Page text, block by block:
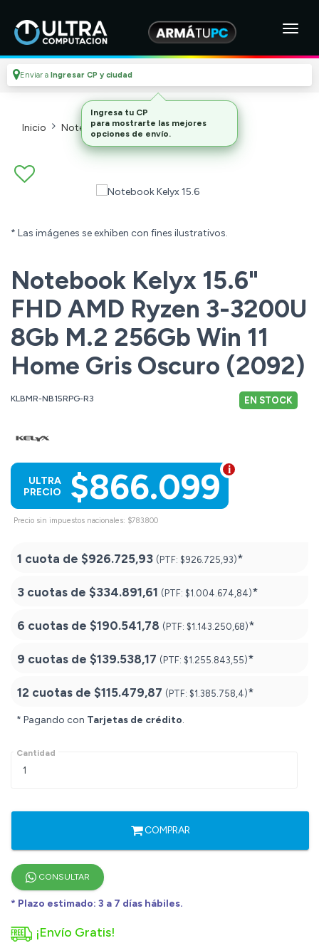
Enviar a Ingresar CP y ciudad
Inicio Notebooks Y Tablets Notebooks
* Las imágenes se exhiben con fines ilustrativos.
Notebook Kelyx 15.6"
FHD AMD Ryzen 3-3200U
8Gb M.2 256Gb Win 11
Home Gris Oscuro (2092)
KLBMR-NB15RPG-R3 EN STOCK
$866.099
ULTRA
PRECIO
Precio sin impuestos nacionales: $783.800
1 cuota de $926.725,93 (PTF: $926.725,93)*
3 cuotas de $334.891,61 (PTF: $1.004.674,84)*
6 cuotas de $190.541,78 (PTF: $1.143.250,68)*
9 cuotas de $139.538,17 (PTF: $1.255.843,55)*
12 cuotas de $115.479,87 (PTF: $1.385.758,4)*
* Pagando con Tarjetas de crédito.
Cantidad
COMPRAR
CONSULTAR
* Plazo estimado: 3 a 7 días hábiles.
¡Envío Gratis!